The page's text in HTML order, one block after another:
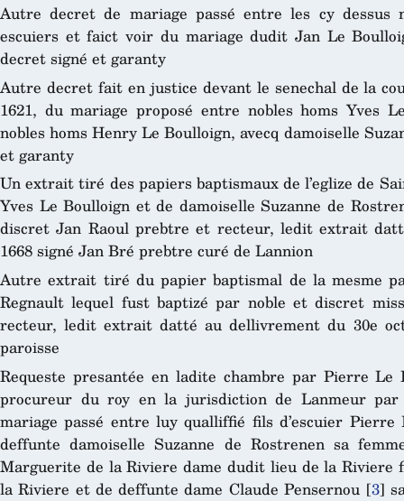
Autre decret de mariage passé entre les cy dessus
escuiers et faict voir du mariage dudit Jan Le
decret signé et garanty
Autre decret fait en justice devant le senechal de la
1621, du mariage proposé entre nobles homs Yves
nobles homs Henry Le Boulloign, avecq damoiselle
et garanty
Un extrait tiré des papiers baptismaux de l’eglize de
Yves Le Boulloign et de damoiselle Suzanne de
discret Jan Raoul prebtre et recteur, ledit extrait
1668 signé Jan Bré prebtre curé de Lannion
Autre extrait tiré du papier baptismal de la mesme
Regnault lequel fust baptizé par noble et discret
recteur, ledit extrait datté au dellivrement du 30e
paroisse
Requeste presantée en ladite chambre par Pierre Le
procureur du roy en la jurisdiction de Lanmeur
mariage passé entre luy qualliffié fils d’escuier
deffunte damoiselle Suzanne de Rostrenen sa
Marguerite de la Riviere dame dudit lieu de la Riviere
la Riviere et de deffunte dame Claude Pensernou[3]